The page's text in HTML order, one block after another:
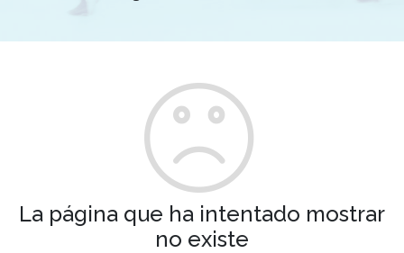
La página que ha intentado mostrar
no existe